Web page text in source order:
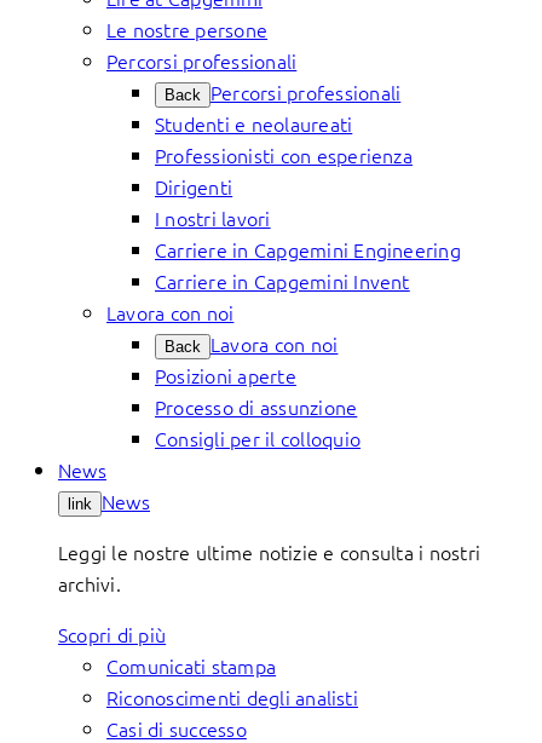
Le nostre persone
Percorsi professionali
Back Percorsi professionali
Studenti e neolaureati
Professionisti con esperienza
Dirigenti
I nostri lavori
Carriere in Capgemini Engineering
Carriere in Capgemini Invent
Lavora con noi
Back Lavora con noi
Posizioni aperte
Processo di assunzione
Consigli per il colloquio
News
link News
Leggi le nostre ultime notizie e consulta i nostri
archivi.
Scopri di più
Comunicati stampa
Riconoscimenti degli analisti
Casi di successo